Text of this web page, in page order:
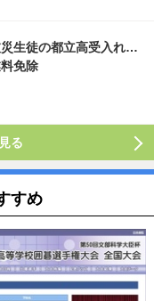
生徒の都立高受入れ…
免除
る
すめ